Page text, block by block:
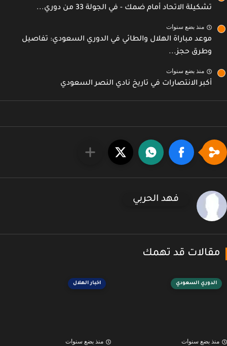
تشكيلة الاتحاد أمام ضمك - في الجولة 33 من دوري...
منذ بضع سنوات
موعد مباراة الهلال والطائي في الدوري السعودي: تفاصيل
وطرق حجز...
منذ بضع سنوات
أكبر الانتصارات في تاريخ نادي النصر السعودي
فهد الحربي
قد تهمك
الدوري السعودي
بضع سنوات
اخبار الهلال
منذ بضع سنوات